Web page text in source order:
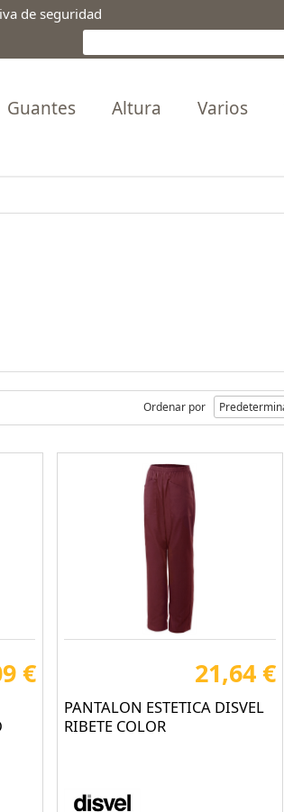
de seguridad
Guantes Altura Varios
Ordenar por
€ 21,64 €
PANTALON ESTETICA DISVEL
RIBETE COLOR